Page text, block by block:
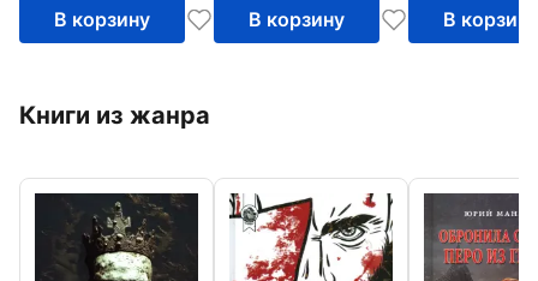
В корзину В корзину В корзину
Книги из жанра